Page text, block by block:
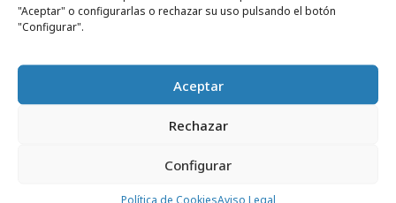
"Aceptar" o configurarlas o rechazar su uso pulsando el botón
"Configurar".
Aceptar
Rechazar
Configurar
Política de CookiesAviso Legal
Nueva campaña de Rastreator.com
Artículos recientes